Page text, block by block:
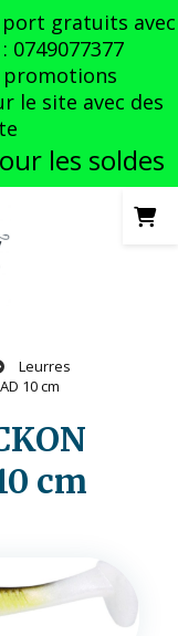
port gratuits avec
0749077377
promotions
le site avec des
les soldes
Leurres
10 cm
cm